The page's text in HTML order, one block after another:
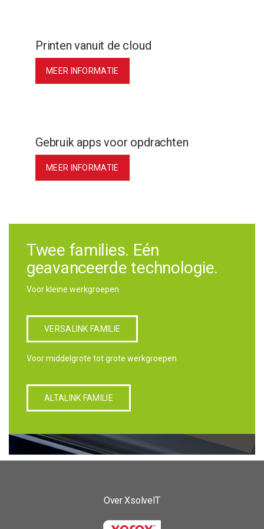
Printen vanuit de cloud
MEER INFORMATIE
Gebruik apps voor opdrachten
MEER INFORMATIE
Twee families. Eén
geavanceerde technologie.
Voor kleine werkgroepen
VERSALINK FAMILIE
Voor middelgrote tot grote werkgroepen
ALTALINK FAMILIE
Over XsolveIT